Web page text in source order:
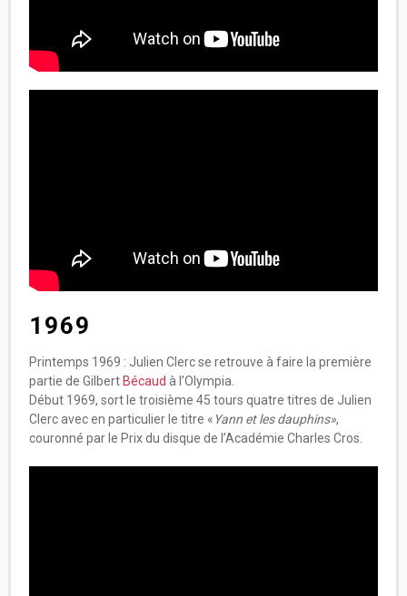
1969
Printemps 1969 : Julien Clerc se retrouve à faire la première
partie de Gilbert Bécaud à l’Olympia.
Début 1969, sort le troisième 45 tours quatre titres de Julien
Clerc avec en particulier le titre «Yann et les dauphins»,
couronné par le Prix du disque de l’Académie Charles Cros.